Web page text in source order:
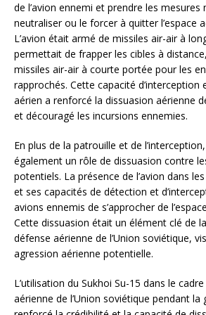
de l’avion ennemi et prendre les mesures
neutraliser ou le forcer à quitter l’espace
L’avion était armé de missiles air-air à
permettait de frapper les cibles à
missiles air-air à courte portée pour les
rapprochés. Cette capacité d’interception
aérien a renforcé la dissuasion aérienne
et découragé les incursions ennemies.
En plus de la patrouille et de
également un rôle de dissuasion contre
potentiels. La présence de l’avion dans
et ses capacités de détection et
avions ennemis de s’approcher de
Cette dissuasion était un élément clé de
défense aérienne de l’Union soviétique,
agression aérienne potentielle.
L’utilisation du Sukhoi Su-15 dans le
aérienne de l’Union soviétique pendant la